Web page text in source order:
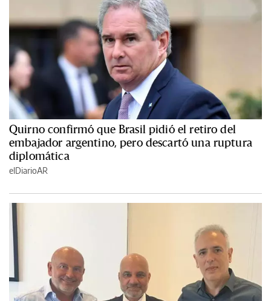
Quirno confirmó que Brasil pidió el retiro del
embajador argentino, pero descartó una ruptura
diplomática
elDiarioAR